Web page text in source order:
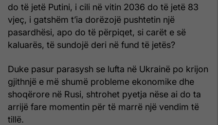
do të jetë Putini, i cili në vitin 2036 do të jetë 83
vjeç, i gatshëm t’ia dorëzojë pushtetin një
pasardhësi, apo do të përpiqet, si carët e së
kaluarës, të sundojë deri në fund të jetës?
Duke pasur parasysh se lufta në Ukrainë po krijon
gjithnjë e më shumë probleme ekonomike dhe
shoqërore në Rusi, shtrohet pyetja nëse ai do ta
arrijë fare momentin për të marrë një vendim të
tillë.